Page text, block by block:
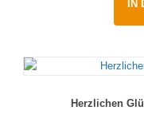
IN
Herzlichen